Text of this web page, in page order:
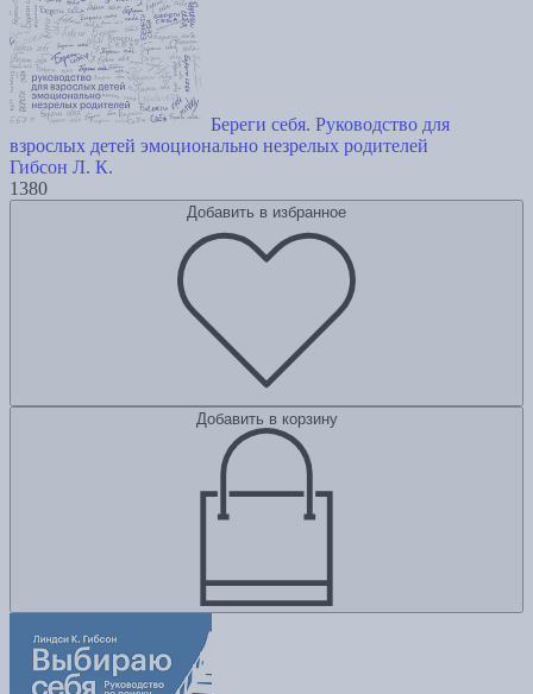
Береги себя. Руководство для
взрослых детей эмоционально незрелых родителей
Гибсон Л. К.
1380
Добавить в избранное
Добавить в корзину